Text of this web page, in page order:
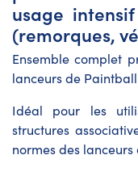
usage
(remorques,
Ensemble complet
lanceurs de
Idéal pour les
structures
normes des